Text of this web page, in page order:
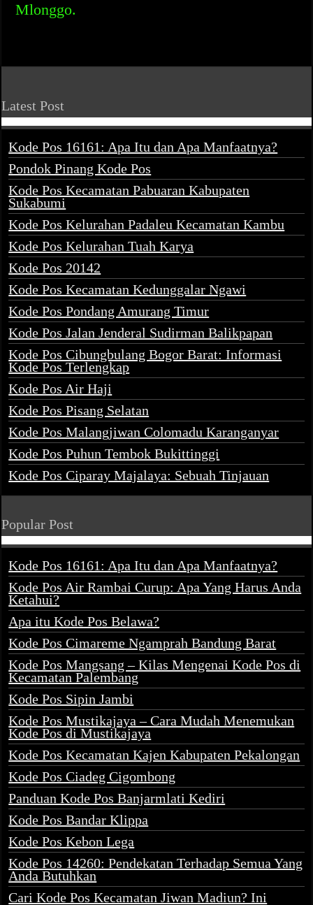
Mlonggo.
Latest Post
Kode Pos 16161: Apa Itu dan Apa Manfaatnya?
Pondok Pinang Kode Pos
Kode Pos Kecamatan Pabuaran Kabupaten
Sukabumi
Kode Pos Kelurahan Padaleu Kecamatan Kambu
Kode Pos Kelurahan Tuah Karya
Kode Pos 20142
Kode Pos Kecamatan Kedunggalar Ngawi
Kode Pos Pondang Amurang Timur
Kode Pos Jalan Jenderal Sudirman Balikpapan
Kode Pos Cibungbulang Bogor Barat: Informasi
Kode Pos Terlengkap
Kode Pos Air Haji
Kode Pos Pisang Selatan
Kode Pos Malangjiwan Colomadu Karanganyar
Kode Pos Puhun Tembok Bukittinggi
Kode Pos Ciparay Majalaya: Sebuah Tinjauan
Popular Post
Kode Pos 16161: Apa Itu dan Apa Manfaatnya?
Kode Pos Air Rambai Curup: Apa Yang Harus Anda
Ketahui?
Apa itu Kode Pos Belawa?
Kode Pos Cimareme Ngamprah Bandung Barat
Kode Pos Mangsang – Kilas Mengenai Kode Pos di
Kecamatan Palembang
Kode Pos Sipin Jambi
Kode Pos Mustikajaya – Cara Mudah Menemukan
Kode Pos di Mustikajaya
Kode Pos Kecamatan Kajen Kabupaten Pekalongan
Kode Pos Ciadeg Cigombong
Panduan Kode Pos Banjarmlati Kediri
Kode Pos Bandar Klippa
Kode Pos Kebon Lega
Kode Pos 14260: Pendekatan Terhadap Semua Yang
Anda Butuhkan
Cari Kode Pos Kecamatan Jiwan Madiun? Ini